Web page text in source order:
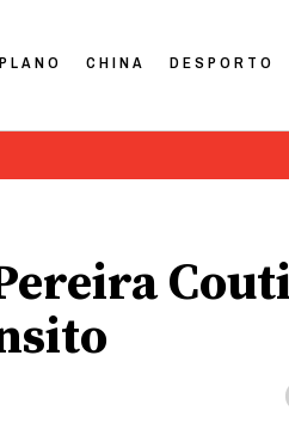
CHINA DESPORTO